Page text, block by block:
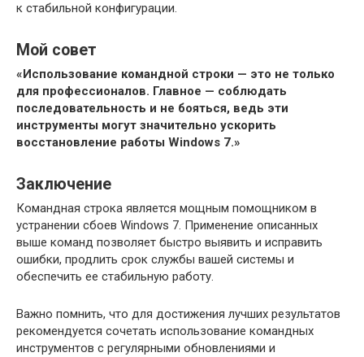
к стабильной конфигурации.
Мой совет
«Использование командной строки — это не только
для профессионалов. Главное — соблюдать
последовательность и не бояться, ведь эти
инструменты могут значительно ускорить
восстановление работы Windows 7.»
Заключение
Командная строка является мощным помощником в
устранении сбоев Windows 7. Применение описанных
выше команд позволяет быстро выявить и исправить
ошибки, продлить срок службы вашей системы и
обеспечить ее стабильную работу.
Важно помнить, что для достижения лучших результатов
рекомендуется сочетать использование командных
инструментов с регулярными обновлениями и